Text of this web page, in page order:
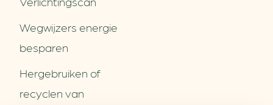
Partners
Wegwijzers energie
besparen
Hergebruiken of
recyclen van